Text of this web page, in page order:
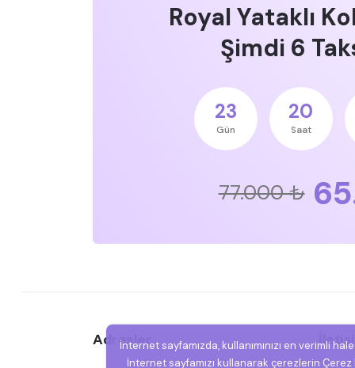
Royal Yataklı
Şimdi 6
23
Gün
20
Saat
77.000 ₺
Adresler
İnternet sayfamızda, kullanımınızı en verimli
İnternet sayfamızı kullanarak çerezlerin